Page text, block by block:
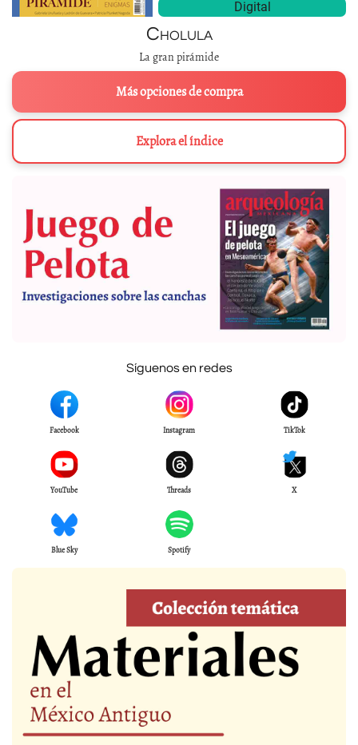
Digital
Cholula
La gran pirámide
Más opciones de compra
Explora el índice
Síguenos en redes
Facebook Instagram TikTok
YouTube Threads X
Blue Sky Spotify